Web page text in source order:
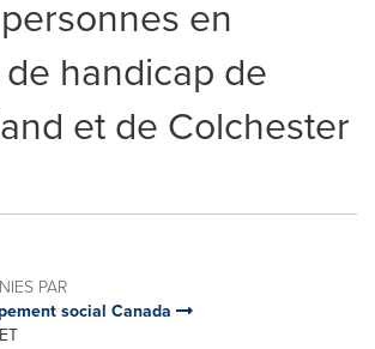
en
handicap de
et de Colchester
PAR
social Canada